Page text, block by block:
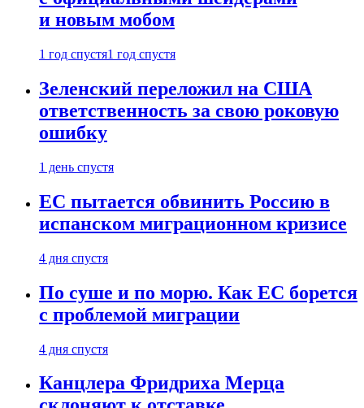
и новым мобом
1 год спустя1 год спустя
Зеленский переложил на США
ответственность за свою роковую
ошибку
1 день спустя
ЕС пытается обвинить Россию в
испанском миграционном кризисе
4 дня спустя
По суше и по морю. Как ЕС борется
с проблемой миграции
4 дня спустя
Канцлера Фридриха Мерца